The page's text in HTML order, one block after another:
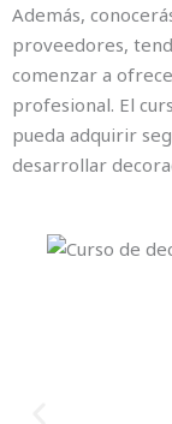
Además,
proveedores,
comenzar a
profesional. El
pueda adquirir
desarrollar